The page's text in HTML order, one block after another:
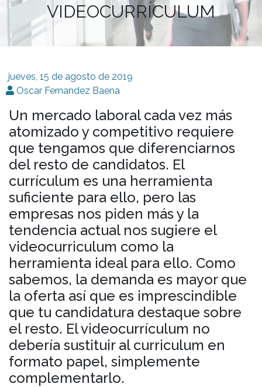
VIDEOCURRÍCULUM
jueves, 15 de agosto de 2019
Oscar Fernandez Baena
Un mercado laboral cada vez más
atomizado y competitivo requiere
que tengamos que diferenciarnos
del resto de candidatos. El
currículum es una herramienta
suficiente para ello, pero las
empresas nos piden más y la
tendencia actual nos sugiere el
videocurriculum como la
herramienta ideal para ello. Como
sabemos, la demanda es mayor que
la oferta así que es imprescindible
que tu candidatura destaque sobre
el resto. El videocurrículum no
debería sustituir al curriculum en
formato papel, simplemente
complementarlo.